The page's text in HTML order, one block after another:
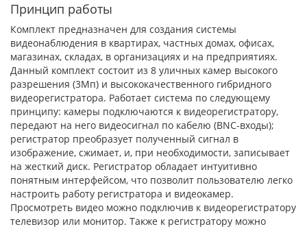
Принцип работы
Комплект предназначен для создания системы
видеонаблюдения в квартирах, частных домах, офисах,
магазинах, складах, в организациях и на предприятиях.
Данный комплект состоит из 8 уличных камер высокого
разрешения (3Мп) и высококачественного гибридного
видеорегистратора. Работает система по следующему
принципу: камеры подключаются к видеорегистратору,
передают на него видеосигнал по кабелю (BNC-входы);
регистратор преобразует полученный сигнал в
изображение, сжимает, и, при необходимости, записывает
на жесткий диск. Регистратор обладает интуитивно
понятным интерфейсом, что позволит пользователю легко
настроить работу регистратора и видеокамер.
Просмотреть видео можно подключив к видеорегистратору
телевизор или монитор. Также к регистратору можно